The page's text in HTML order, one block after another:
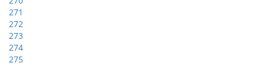
271
272
273
274
275